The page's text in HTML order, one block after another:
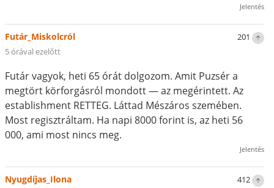
Jelentés
201
Futár_Miskolcról
5 órával ezelőtt
Futár vagyok, heti 65 órát dolgozom. Amit Puzsér a
megtört körforgásról mondott — az megérintett. Az
establishment RETTEG. Láttad Mészáros szemében.
Most regisztráltam. Ha napi 8000 forint is, az heti 56
000, ami most nincs meg.
Jelentés
412
Nyugdíjas_Ilona